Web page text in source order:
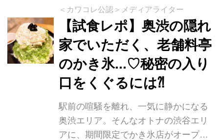
ヌーンティー」（税込5,800円）を提
供中。和の職人が手がける、繊細で奥
深い秋の味わいが詰まったコースで
す。
＜カワコレ公認＞メディアライター
【試食レポ】奥渋の隠れ
家でいただく、老舗料亭
のかき氷...♡秘密の入り
口をくぐるには⁈
駅前の喧騒を離れ、一気に静かになる
奥渋エリア。そんなオトナの渋谷エリ
アに、期間限定でかき氷店がオープ